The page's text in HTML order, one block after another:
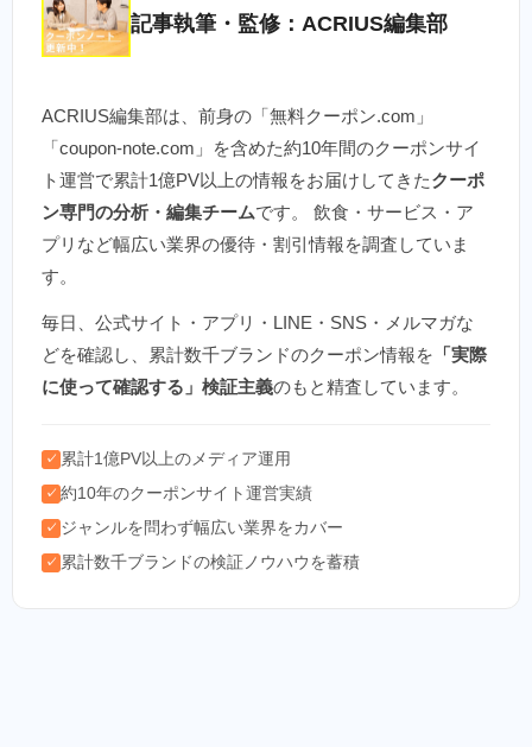
記事執筆・監修：ACRIUS編集部
ACRIUS編集部は、前身の「無料クーポン.com」
「coupon-note.com」を含めた約10年間のクーポンサイ
ト運営で累計1億PV以上の情報をお届けしてきたクーポ
ン専門の分析・編集チームです。 飲食・サービス・ア
プリなど幅広い業界の優待・割引情報を調査していま
す。
毎日、公式サイト・アプリ・LINE・SNS・メルマガな
どを確認し、累計数千ブランドのクーポン情報を 「実際
に使って確認する」検証主義のもと精査しています。
✓ 累計1億PV以上のメディア運用
✓ 約10年のクーポンサイト運営実績
✓ ジャンルを問わず幅広い業界をカバー
✓ 累計数千ブランドの検証ノウハウを蓄積